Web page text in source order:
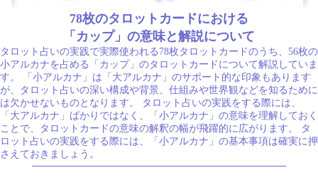
78枚のタロットカードにおける
「カップ」の意味と解説について
タロット占いの実践で実際使われる78枚タロットカードのうち、56枚の
小アルカナを占める「カップ」のタロットカードについて解説していま
す。 「小アルカナ」は「大アルカナ」のサポート的な印象もあります
が、タロット占いの深い構成や背景、仕組みや世界観などを知るために
は欠かせないものとなります。 タロット占いの実践をする際には、
「大アルカナ」ばかりではなく、「小アルカナ」の意味を理解しておく
ことで、タロットカードの意味の解釈の幅が飛躍的に広がります。 タ
ロット占いの実践をする際には、「小アルカナ」の基本事項は確実に押
さえておきましょう。